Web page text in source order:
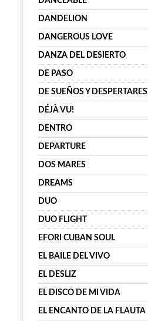
DANDELION
DANGEROUS LOVE
DANZA DEL DESIERTO
DE PASO
DE SUEÑOS Y DESPERTARES
DÉJÀ VU!
DENTRO
DEPARTURE
DOS MARES
DREAMS
DUO
DUO FLIGHT
EFORI CUBAN SOUL
EL BAILE DEL VIVO
EL DESLIZ
EL DISCO DE MI VIDA
EL ENCANTO DE LA FLAUTA